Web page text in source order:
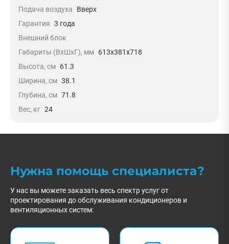
Подача воздуха
Вверх
Гарантия 3 года
Внешний блок
Габариты (ВхШхГ), мм 613x381x718
Высота, см 61.3
Ширина, см 38.1
Глубина, см 71.8
Вес, кг 24
Нужна помощь специалиста?
У нас вы можете заказать весь спектр услуг от
проектирования до обслуживания кондиционеров и
вентиляционных систем: